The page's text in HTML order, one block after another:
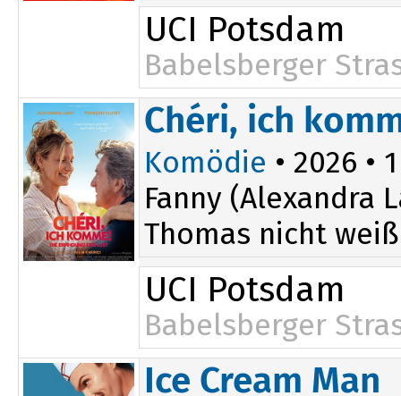
UCI Potsdam
Babelsberger
Chéri, ich
Komödie • 2026 •
Fanny (Alexandra
Thomas nicht
UCI Potsdam
Babelsberger
Ice Cream Man